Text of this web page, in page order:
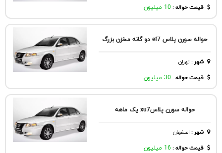
قیمت حواله : 10 میلیون
حواله سورن پلاس ef7 دو گانه مخزن بزرگ
شهر: تهران
قیمت حواله : 30 میلیون
حواله سورن پلاسxu7 یک ماهه
شهر: اصفهان
قیمت حواله :16 میلیون